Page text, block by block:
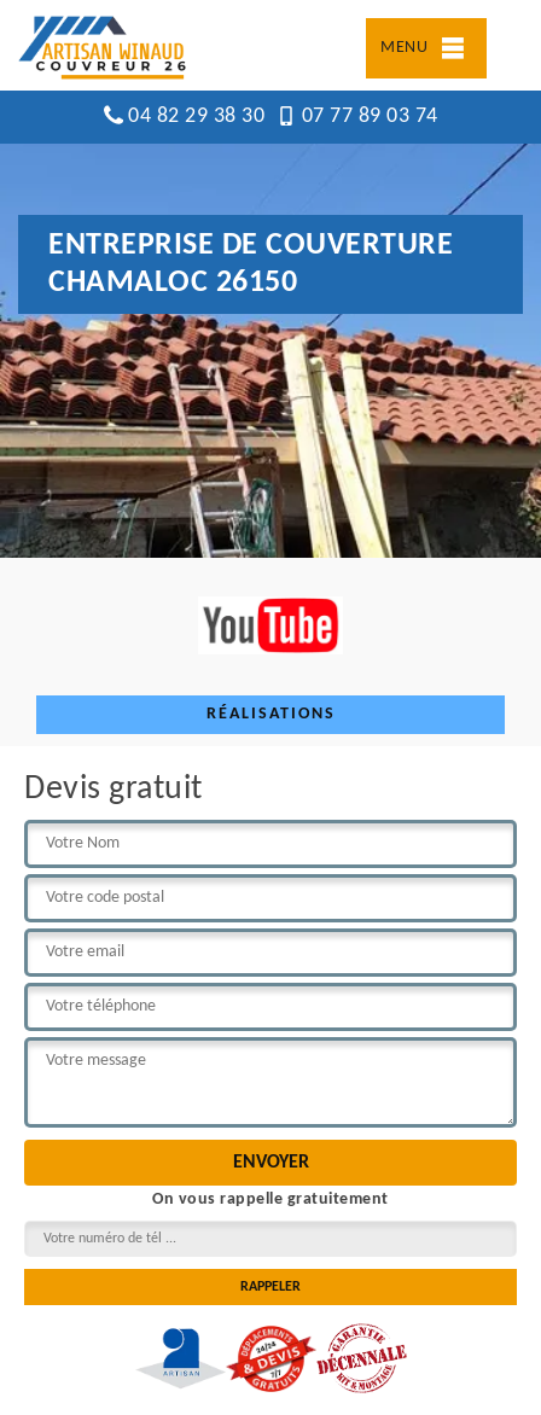
MENU
04 82 29 38 30 07 77 89 03 74
ENTREPRISE DE COUVERTURE
CHAMALOC 26150
RÉALISATIONS
Devis gratuit
On vous rappelle gratuitement